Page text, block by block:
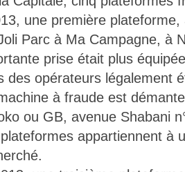
une première plateforme,
Parc à Ma Campagne, à
prise était plus
des opérateurs légalement
à fraude est
ou GB, avenue Shabani
appartiennent à